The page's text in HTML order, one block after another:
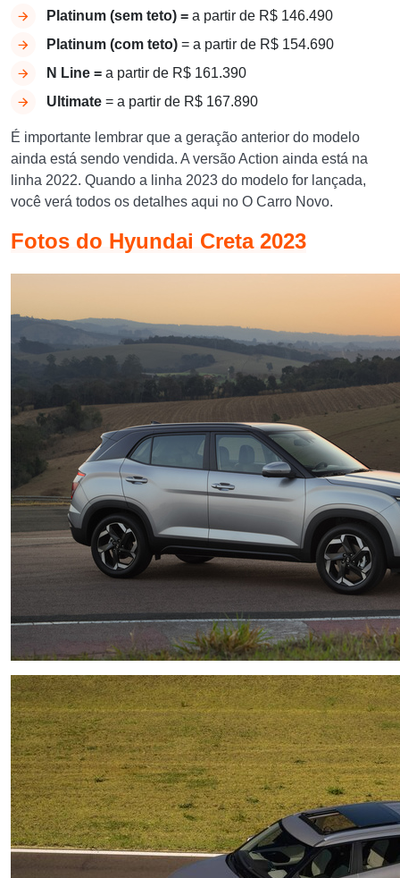
Platinum (sem teto) = a partir de R$ 146.490
Platinum (com teto) = a partir de R$ 154.690
N Line = a partir de R$ 161.390
Ultimate = a partir de R$ 167.890
É importante lembrar que a geração anterior do modelo
ainda está sendo vendida. A versão Action ainda está na
linha 2022. Quando a linha 2023 do modelo for lançada,
você verá todos os detalhes aqui no O Carro Novo.
Fotos do Hyundai Creta 2023